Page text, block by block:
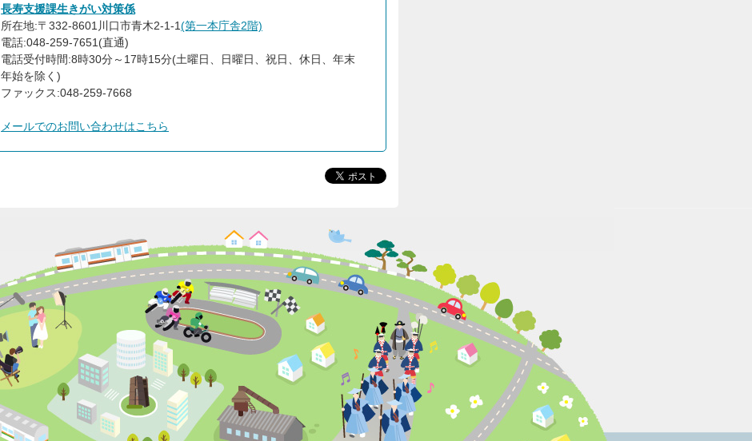
長寿支援課生きがい対策係
所在地:〒332-8601川口市青木2-1-1(第一本庁舎2階)
電話:048-259-7651(直通)
電話受付時間:8時30分～17時15分(土曜日、日曜日、祝日、休日、年末
年始を除く)
ファックス:048-259-7668
メールでのお問い合わせはこちら